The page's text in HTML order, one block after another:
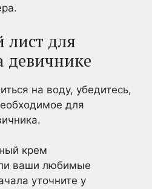
лист для
девичнике
на воду, убедитесь,
для
крем
ваши любимые
уточните у